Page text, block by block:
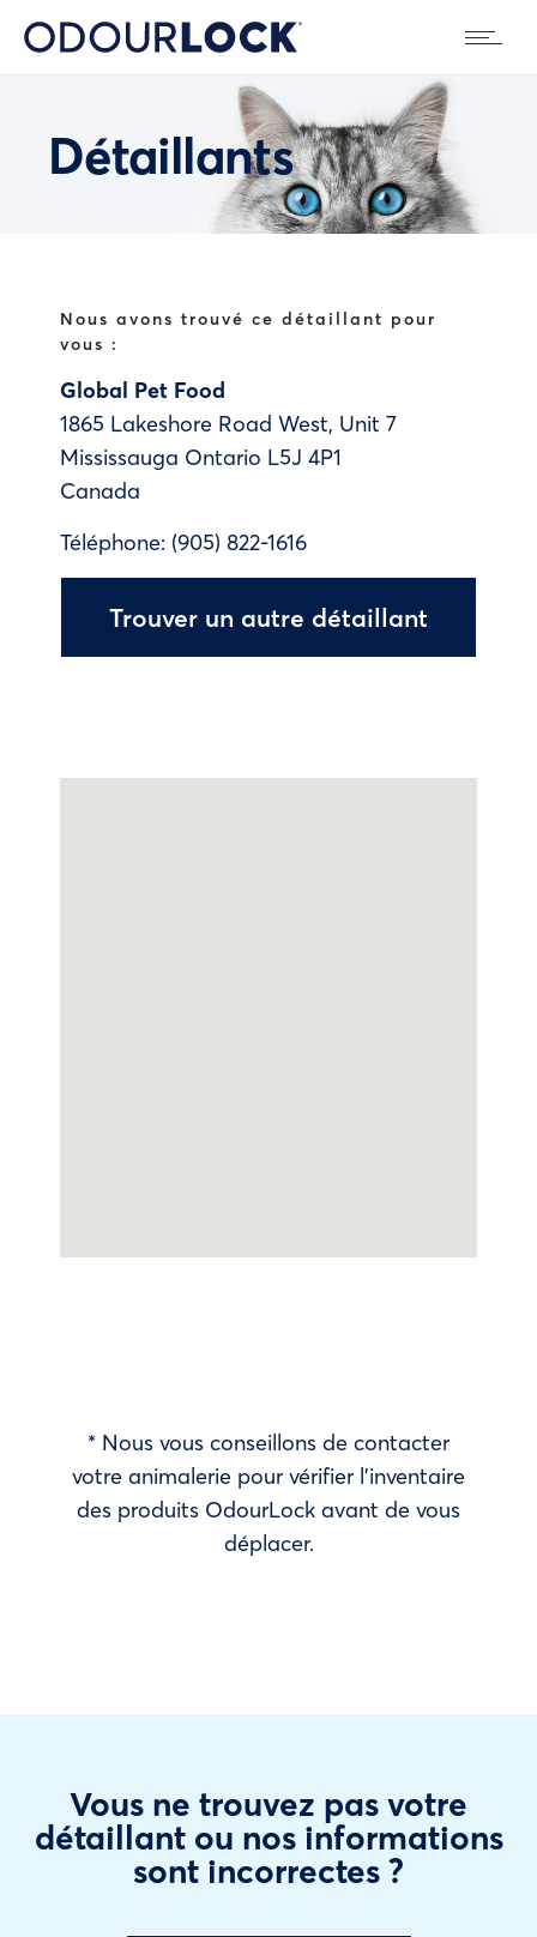
Détaillants
Nous avons trouvé ce détaillant pour
vous :
Global Pet Food
1865 Lakeshore Road West, Unit 7
Mississauga Ontario L5J 4P1
Canada
Téléphone: (905) 822-1616
Trouver un autre détaillant
* Nous vous conseillons de contacter
votre animalerie pour vérifier l’inventaire
des produits OdourLock avant de vous
déplacer.
Vous ne trouvez pas votre
détaillant ou nos informations
sont incorrectes ?